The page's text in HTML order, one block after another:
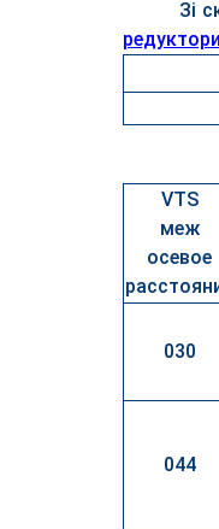
Зі
VTS
меж
осевое
030
044